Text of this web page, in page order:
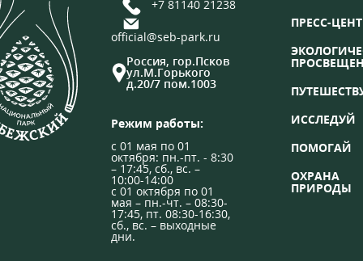
+7 81140 21238
official@seb-park.ru
Россия, гор.Псков
ул.М.Горького
д.20/7 пом.1003
Режим работы:
с 01 мая по 01
октября: пн.-пт. - 8:30
– 17:45, сб., вс. –
10:00-14:00
с 01 октября по 01
мая – пн.-чт. – 08:30-
17:45, пт. 08:30-16:30,
сб., вс. – выходные
дни.
ПРЕСС-
ИССЛЕДУЙ
ПОМОГАЙ
ОХРАНА
ПРИРОДЫ